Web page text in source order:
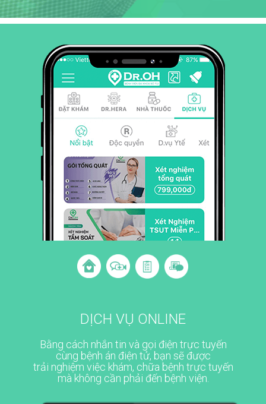
DỊCH VỤ ONLINE
Bằng cách nhắn tin và gọi điện trực tuyến
cùng bệnh án điện tử, bạn sẽ được
trải nghiệm việc khám, chữa bệnh trực tuyến
mà không cần phải đến bệnh viện.